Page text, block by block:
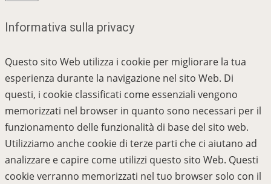
Informativa sulla privacy
Questo sito Web utilizza i cookie per migliorare la tua
esperienza durante la navigazione nel sito Web. Di
questi, i cookie classificati come essenziali vengono
memorizzati nel browser in quanto sono necessari per il
funzionamento delle funzionalità di base del sito web.
Utilizziamo anche cookie di terze parti che ci aiutano ad
analizzare e capire come utilizzi questo sito Web. Questi
cookie verranno memorizzati nel tuo browser solo con il